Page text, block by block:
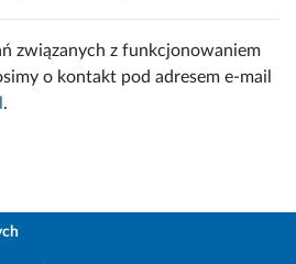
związanych z funkcjonowaniem
o kontakt pod adresem e-mail
.